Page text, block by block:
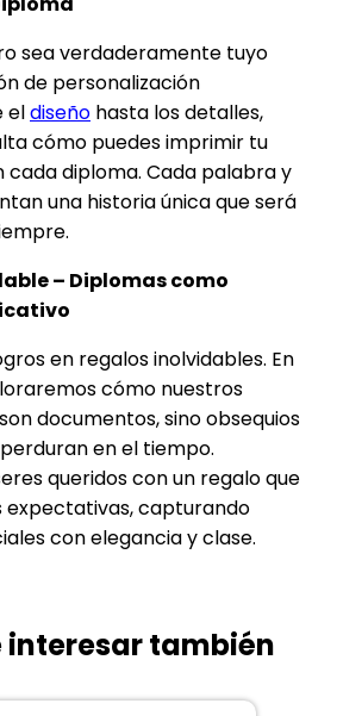
sea verdaderamente tuyo
de personalización
eldiseño hasta los detalles,
cómo puedes imprimir tu
cada diploma. Cada palabra y
una historia única que será
– Diplomas como
en regalos inolvidables. En
cómo nuestros
documentos, sino obsequios
en el tiempo.
queridos con un regalo que
expectativas, capturando
con elegancia y clase.
interesar también